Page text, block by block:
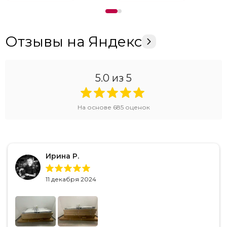
Отзывы на Яндекс
5.0 из 5
На основе 685оценок
Ирина Р.
11 декабря 2024